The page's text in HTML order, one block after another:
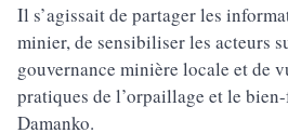
Il s’agissait de partager les
minier, de sensibiliser les acteurs
gouvernance minière locale et de
pratiques de l’orpaillage et le
Damanko.